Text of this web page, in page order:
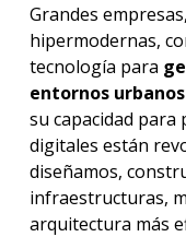
Grandes
hipermodernas,
tecnología para
entornos
su capacidad para
digitales están
diseñamos,
infraestructuras,
arquitectura más